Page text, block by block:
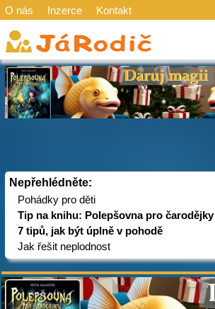
O nás Inzerce Kontakt
Nepřehlédněte:
Pohádky pro děti
Tip na knihu: Polepšovna pro čarodějky
7 tipů, jak být úplně v pohodě
Jak řešit neplodnost